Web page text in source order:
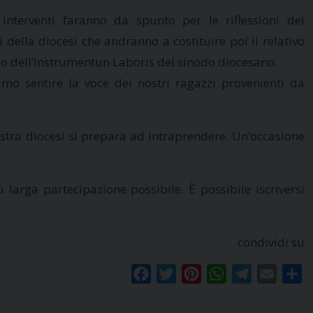
faranno da spunto per le riflessioni dei
della diocesi che andranno a costituire poi il relativo
dell’Instrumentun Laboris del sinodo diocesano.
sentire la voce dei nostri ragazzi provenienti da
diocesi si prepara ad intraprendere. Un’occasione
partecipazione possibile. È possibile iscriversi
condividi su
FacebookTwitterPinterestWhatsAppTelegram
Email